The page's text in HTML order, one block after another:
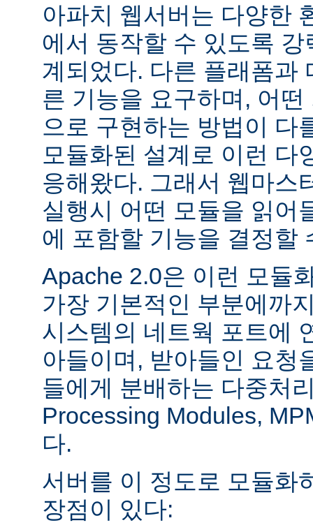
아파치 웹서버는 다양한
에서 동작할 수 있도록
계되었다. 다른 플래폼과
른 기능을 요구하며, 어
으로 구현하는 방법이 다
모듈화된 설계로 이런 다
응해왔다. 그래서 웹마스
실행시 어떤 모듈을 읽어
에 포함할 기능을 결정할
Apache 2.0은 이런 모듈
가장 기본적인 부분에까
시스템의 네트웍 포트에
아들이며, 받아들인 요청
들에게 분배하는 다중처
Processing Modules,
다.
서버를 이 정도로 모듈화
장점이 있다: